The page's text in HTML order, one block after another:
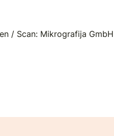
/ Scan: Mikrografija GmbH